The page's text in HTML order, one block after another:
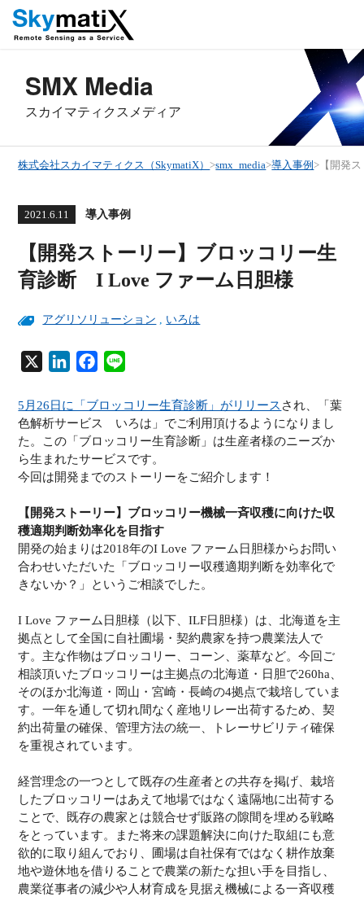
SMX Media
スカイマティクスメディア
株式会社スカイマティクス（SkymatiX）>smx_media>導入事例> 【開発
2021.6.11 導入事例
【開発ストーリー】ブロッコリー生
育診断 I Love ファーム日胆様
アグリソリューション , いろは
X
n
k
e
d
n
c
e
b
k
n
e
5月26日に「ブロッコリー生育診断」がリリース され、「葉
色解析サービス いろは」でご利用頂けるようになりまし
た。この「ブロッコリー生育診断」は生産者様のニーズか
ら生まれたサービスです。
今回は開発までのストーリーをご紹介します！
【開発ストーリー】ブロッコリー機械一斉収穫に向けた収
穫適期判断効率化を目指す
開発の始まりは2018年のI Love ファーム日胆様からお問い
合わせいただいた「ブロッコリー収穫適期判断を効率化で
きないか？」というご相談でした。
I Love ファーム日胆様（以下、ILF日胆様）は、北海道を主
拠点として全国に自社圃場・契約農家を持つ農業法人で
す。主な作物はブロッコリー、コーン、薬草など。今回ご
相談頂いたブロッコリーは主拠点の北海道・日胆で260ha、
そのほか北海道・岡山・宮崎・長崎の4拠点で栽培していま
す。一年を通して切れ間なく産地リレー出荷するため、契
約出荷量の確保、管理方法の統一、トレーサビリティ確保
を重視されています。
経営理念の一つとして既存の生産者との共存を掲げ、栽培
したブロッコリーはあえて地場ではなく遠隔地に出荷する
ことで、既存の農家とは競合せず販路の隙間を埋める戦略
をとっています。また将来の課題解決に向けた取組にも意
欲的に取り組んでおり、圃場は自社保有ではなく耕作放棄
地や遊休地を借りることで農業の新たな担い手を目指し、
農業従事者の減少や人材育成を見据え機械による一斉収穫